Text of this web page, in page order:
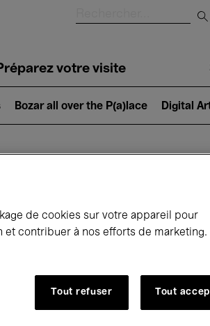
votre visite
Bozar all over the P(a)lace Digital
à Bozar
de cookies sur votre appareil pour
et contribuer à nos efforts de marketing.
Tout refuser Tout